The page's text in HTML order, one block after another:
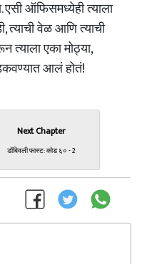
एसी ऑफिसमध्येही त्याला
त्याची वेळ आणि त्याची
त्याला एका मोठ्या,
आलं होतं!
Next Chapter
डोंबिवली फास्ट: कोड ६० - 2